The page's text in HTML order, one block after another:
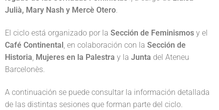
Julià, Mary Nash y Mercè Otero.
El ciclo está organizado por la Sección de Feminismos y el
Café Continental , en colaboración con la Sección de
Historia, Mujeres en la Palestra y la Junta del Ateneu
Barcelonès.
A continuación se puede consultar la información detallada
de las distintas sesiones que forman parte del ciclo.